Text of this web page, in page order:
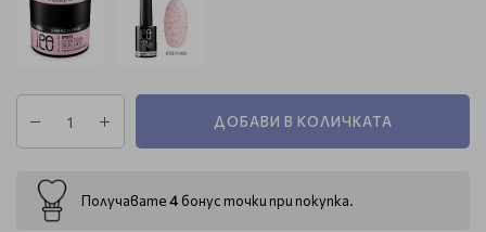
ДОБАВИ В КОЛИЧКАТА
Получавате4бонус точки при покупка.